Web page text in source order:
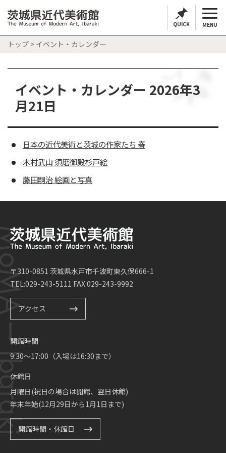
QUICK MENU
トップ > イベント・カレンダー
イベント・カレンダー 2026年3
月21日
日本の近代美術と茨城の作家たち 春
木村武山 須磨御殿杉戸絵
藤田嗣治 絵画と写真
〒310-0851 茨城県水戸市千波町東久保666-1
TEL:029-243-5111 FAX:029-243-9992
アクセス
開館時間
9:30～17:00（入場は16:30まで）
休館日
月曜日(祝日の場合は開館、翌日休館)
年末年始(12月29日から1月1日まで)
開館時間・休館日